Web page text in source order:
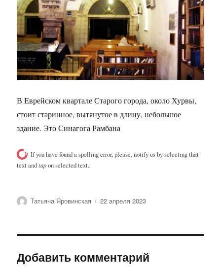
В Еврейском квартале Старого города, около Хурвы,
стоит старинное, вытянутое в длину, небольшое
здание. Это Синагога Рамбана
If you have found a spelling error, please, notify us by selecting that
text andtapon selected text.
Автор
Татьяна Яровинская Опубликовано
22 апреля 2023
Добавить комментарий